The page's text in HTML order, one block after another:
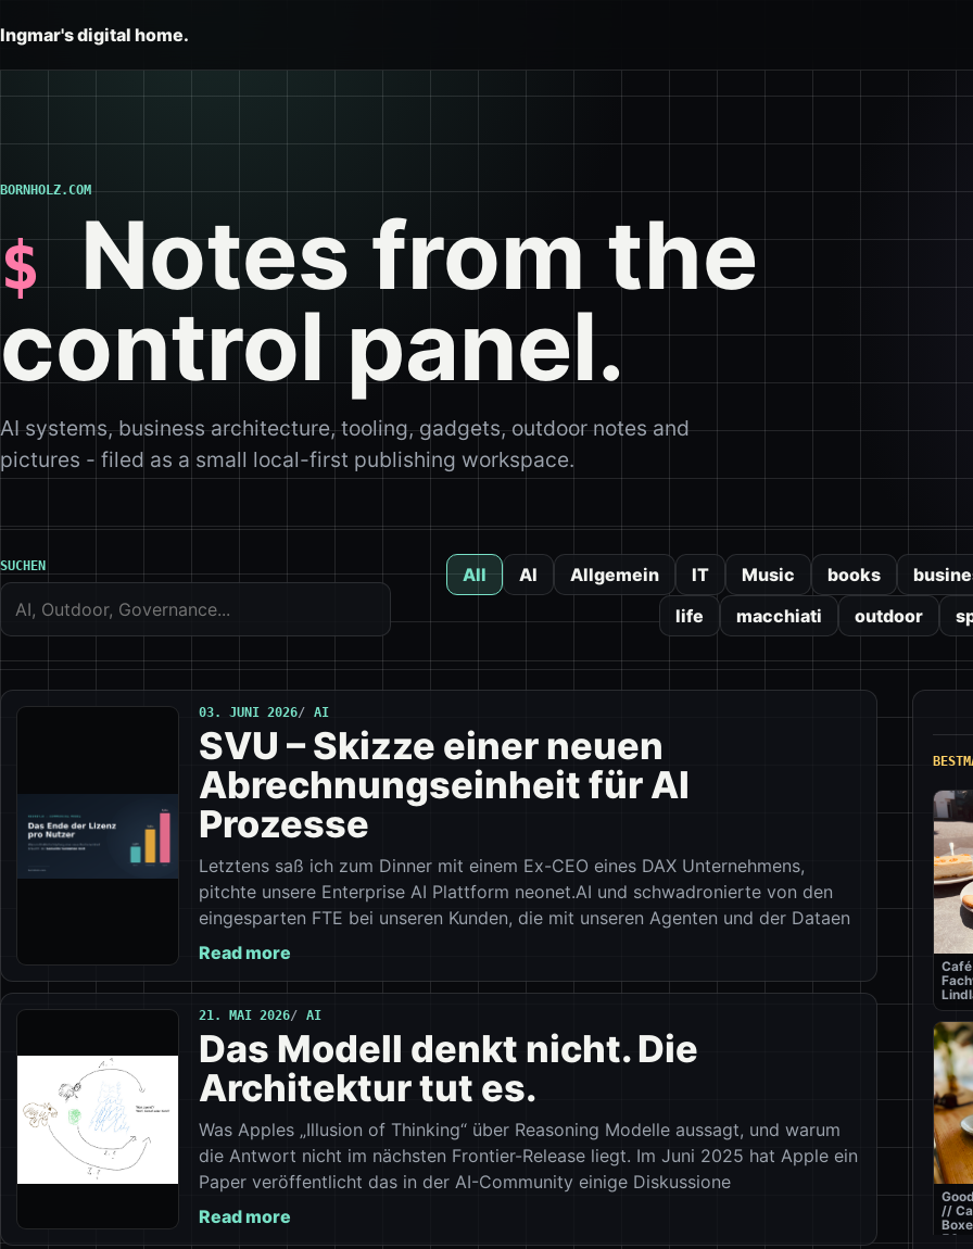
Ingmar's digital home.
BORNHOLZ.COM
Notes from the
control panel.
AI systems, business architecture, tooling, gadgets, outdoor notes and
pictures - filed as a small local-first publishing workspace.
SUCHEN All AI Allgemein IT Music books
life
macchiati outdoor
03. JUNI 2026 AI
SVU – Skizze einer neuen
Abrechnungseinheit für AI
Prozesse
Letztens saß ich zum Dinner mit einem Ex-CEO eines DAX Unternehmens,
pitchte unsere Enterprise AI Plattform neonet.AI und schwadronierte von den
eingesparten FTE bei unseren Kunden, die mit unseren Agenten und der Dataen
Read more
21. MAI 2026 AI
Das Modell denkt nicht. Die
Architektur tut es.
Was Apples „Illusion of Thinking“ über Reasoning Modelle aussagt, und warum
die Antwort nicht im nächsten Frontier-Release liegt. Im Juni 2025 hat Apple ein
Paper veröffentlicht das in der AI-Community einige Diskussione
Read more
//
50m